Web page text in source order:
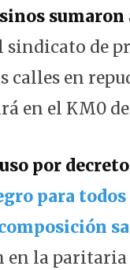
sindicato de
calles en
en el KM0
por
para todos
la paritaria